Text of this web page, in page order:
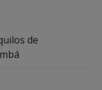
de